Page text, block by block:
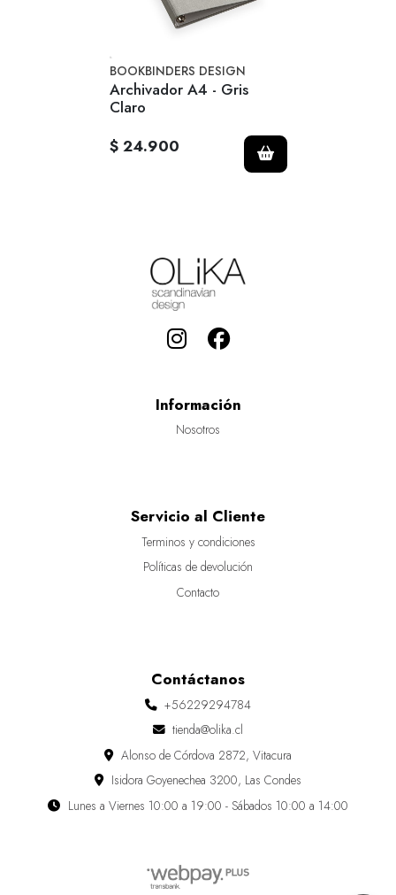
BOOKBINDERS DESIGN
Archivador A4 - Gris
Claro
$ 24.900
Información
Nosotros
Servicio al Cliente
Terminos y condiciones
Políticas de devolución
Contacto
Contáctanos
+56229294784
tienda@olika.cl
Alonso de Córdova 2872, Vitacura
Isidora Goyenechea 3200, Las Condes
Lunes a Viernes 10:00 a 19:00 - Sábados 10:00 a 14:00